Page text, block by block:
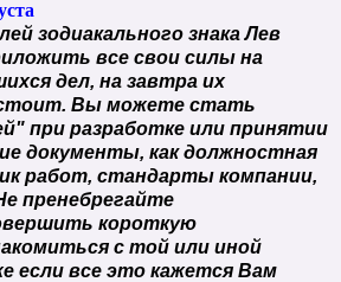
зодиакального знака Лев
все свои силы на
дел, на завтра их
Вы можете стать
при разработке или принятии
документы, как должностная
работ, стандарты компании,
пренебрегайте
короткую
с той или иной
если все это кажется Вам